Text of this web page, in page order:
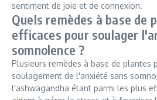
sentiment de joie et de connexion.
Quels remèdes à base de
efficaces pour soulager
somnolence ?
Plusieurs remèdes à base de plantes
soulagement de l'anxiété sans
l'ashwagandha étant parmi les plus